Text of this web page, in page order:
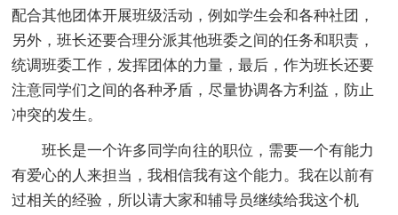
配合其他团体开展班级活动，例如学生会和各种社团，
另外，班长还要合理分派其他班委之间的任务和职责，
统调班委工作，发挥团体的力量，最后，作为班长还要
注意同学们之间的各种矛盾，尽量协调各方利益，防止
冲突的发生。
班长是一个许多同学向往的职位，需要一个有能力
有爱心的人来担当，我相信我有这个能力。我在以前有
过相关的经验，所以请大家和辅导员继续给我这个机